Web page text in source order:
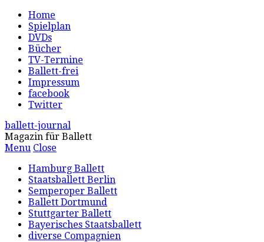
Home
Spielplan
DVDs
Bücher
TV-Termine
Ballett-frei
Impressum
facebook
Twitter
ballett-journal
Magazin für Ballett
Menu Close
Hamburg Ballett
Staatsballett Berlin
Semperoper Ballett
Ballett Dortmund
Stuttgarter Ballett
Bayerisches Staatsballett
diverse Compagnien